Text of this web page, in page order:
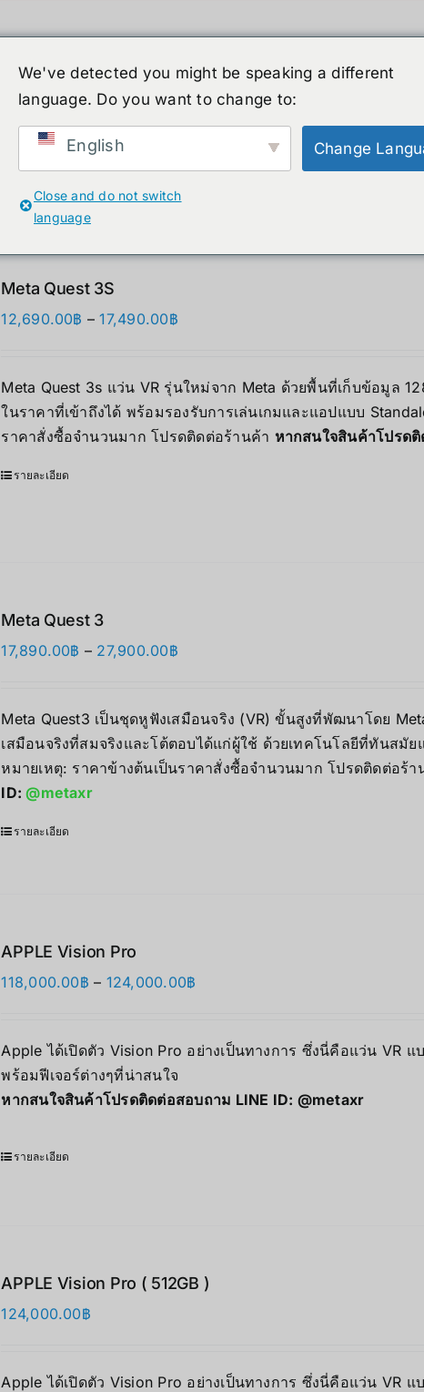
36 Products
Meta Quest 3S
12,690.00฿ – 17,490.00฿Price
through
17,490.00฿
Meta Quest 3s แว่น VR รุ่นใหม่จาก Meta ด้วยพื้นที่เก็บข้อมูล
ในราคาที่เข้าถึงได้ พร้อมรองรับการเล่นเกมและแอปแบบ
ราคาสั่งซื้อจำนวนมาก โปรดติดต่อร้านค้า หากสนใจสินค้าโปรด
รายละเอียด
Meta Quest 3
17,890.00฿ – 27,900.00฿Price
through
27,900.00฿
Meta Quest3 เป็นชุดหูฟังเสมือนจริง (VR) ขั้นสูงที่พัฒนาโดย
เสมือนจริงที่สมจริงและโต้ตอบได้แก่ผู้ใช้ ด้วยเทคโนโลยีที่ทันสมั
หมายเหตุ: ราคาข้างต้นเป็นราคาสั่งซื้อจำนวนมาก โปรดติดต่อร้า
ID:@metaxr
รายละเอียด
APPLE Vision Pro
118,000.00฿ – 124,000.00฿
through
Apple ได้เปิดตัว Vision Pro อย่างเป็นทางการ ซึ่งนี่คือแว่น VR
พร้อมฟีเจอร์ต่างๆที่น่าสนใจ
หากสนใจสินค้าโปรดติดต่อสอบถาม LINE ID: @metaxr
รายละเอียด
APPLE Vision Pro ( 512GB )
124,000.00฿
Apple ได้เปิดตัว Vision Pro อย่างเป็นทางการ ซึ่งนี่คือแว่น VR
We've detected you might be speaking a different
language. Do you want to change to:
English Change
Close and do not switch
language